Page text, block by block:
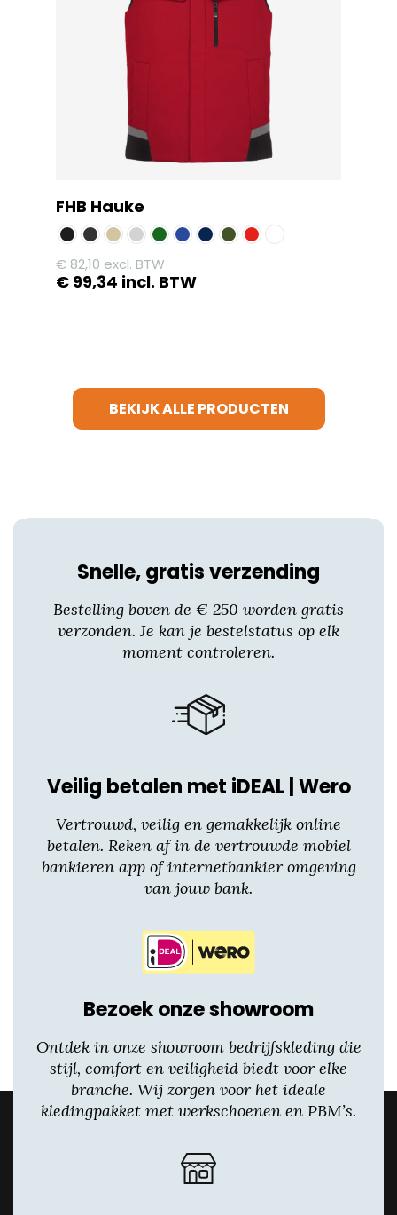
productpagina
FHB Hauke
€ 82,10 excl. BTW
€ 99,34 incl. BTW
variaties.
op
productpagina
BEKIJK ALLE PRODUCTEN
Snelle, gratis verzending
Bestelling boven de € 250 worden gratis
verzonden. Je kan je bestelstatus op elk
moment controleren.
Veilig betalen met iDEAL | Wero
Vertrouwd, veilig en gemakkelijk online
betalen. Reken af in de vertrouwde mobiel
bankieren app of internetbankier omgeving
van jouw bank.
Bezoek onze showroom
Ontdek in onze showroom bedrijfskleding die
stijl, comfort en veiligheid biedt voor elke
branche. Wij zorgen voor het ideale
kledingpakket met werkschoenen en PBM’s.